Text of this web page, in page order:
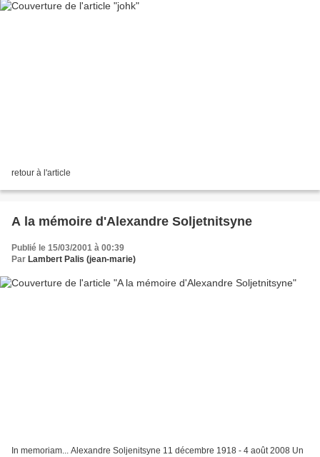
retour à l'article
A la mémoire d'Alexandre Soljetnitsyne
Publié le 15/03/2001 à 00:39
Par Lambert Palis (jean-marie)
In memoriam... Alexandre Soljenitsyne 11 décembre 1918 - 4 août 2008 Un